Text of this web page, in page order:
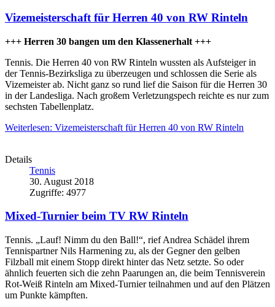
Vizemeisterschaft für Herren 40 von RW Rinteln
+++ Herren 30 bangen um den Klassenerhalt +++
Tennis. Die Herren 40 von RW Rinteln wussten als Aufsteiger in
der Tennis-Bezirksliga zu überzeugen und schlossen die Serie als
Vizemeister ab. Nicht ganz so rund lief die Saison für die Herren 30
in der Landesliga. Nach großem Verletzungspech reichte es nur zum
sechsten Tabellenplatz.
Weiterlesen: Vizemeisterschaft für Herren 40 von RW Rinteln
Details
Tennis
30. August 2018
Zugriffe: 4977
Mixed-Turnier beim TV RW Rinteln
Tennis. „Lauf! Nimm du den Ball!“, rief Andrea Schädel ihrem
Tennispartner Nils Harmening zu, als der Gegner den gelben
Filzball mit einem Stopp direkt hinter das Netz setzte. So oder
ähnlich feuerten sich die zehn Paarungen an, die beim Tennisverein
Rot-Weiß Rinteln am Mixed-Turnier teilnahmen und auf den Plätzen
um Punkte kämpften.